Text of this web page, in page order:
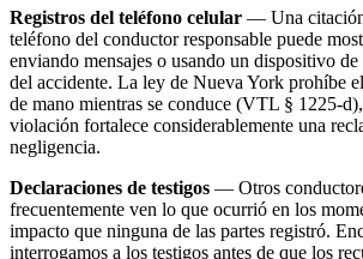
Registros del teléfono celular — Una
teléfono del conductor responsable puede
enviando mensajes o usando un dispositivo
del accidente. La ley de Nueva York prohíbe
de mano mientras se conduce (VTL § 1225-
violación fortalece considerablemente una
negligencia.
Declaraciones de testigos — Otros
frecuentemente ven lo que ocurrió en los
impacto que ninguna de las partes registró.
interrogamos a los testigos antes de que los